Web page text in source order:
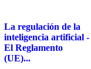
La regulación de la
inteligencia artificial -
El Reglamento
(UE)...